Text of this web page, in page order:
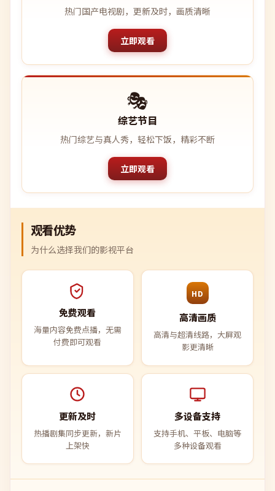
热门国产电视剧，更新及时，画质清晰
立即观看
🎭
综艺节目
热门综艺与真人秀，轻松下饭，精彩不断
立即观看
观看优势
为什么选择我们的影视平台
免费观看
海量内容免费点播，无需
付费即可观看
HD
高清画质
高清与超清线路，大屏观
影更清晰
更新及时
热播剧集同步更新，新片
上架快
多设备支持
支持手机、平板、电脑等
多种设备观看